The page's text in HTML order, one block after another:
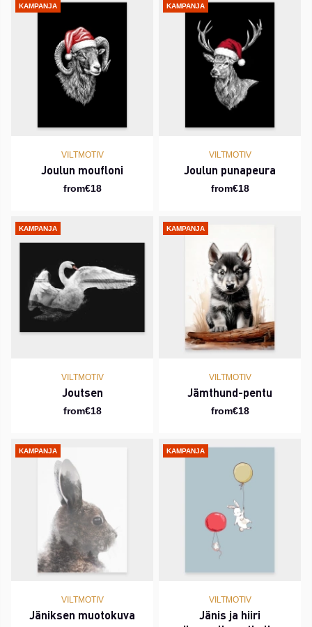
KAMPANJA
VILTMOTIV
Joulun moufloni
from€18
KAMPANJA
VILTMOTIV
Joulun punapeura
from€18
KAMPANJA
VILTMOTIV
Joutsen
from€18
KAMPANJA
VILTMOTIV
Jämthund-pentu
from€18
KAMPANJA
VILTMOTIV
Jäniksen muotokuva
KAMPANJA
VILTMOTIV
Jänis ja hiiri